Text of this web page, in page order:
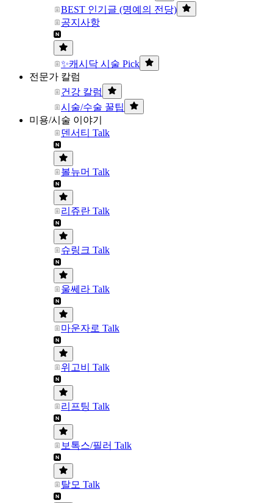
BEST 인기글 (명예의 전당)
공지사항
✨캐시닥 시술 Pick
전문가 칼럼
건강 칼럼
시술/수술 꿀팁
미용/시술 이야기
덴서티 Talk
볼뉴머 Talk
리쥬란 Talk
슈링크 Talk
울쎄라 Talk
마운자로 Talk
위고비 Talk
리프팅 Talk
보톡스/필러 Talk
탈모 Talk